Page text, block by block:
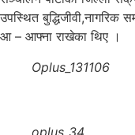
उपस्थित बुद्धिजीवी,नागरिक
आ – आफ्ना राखेका थिए ।
Oplus_131106
oplus_34